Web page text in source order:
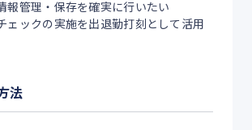
報管理・保存を確実に行いたい
ェックの実施を出退勤打刻として活用
法